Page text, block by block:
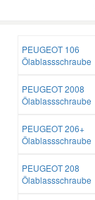
PEUGEOT 106
Ölablassschraube
PEUGEOT 2008
Ölablassschraube
PEUGEOT 206+
Ölablassschraube
PEUGEOT 208
Ölablassschraube